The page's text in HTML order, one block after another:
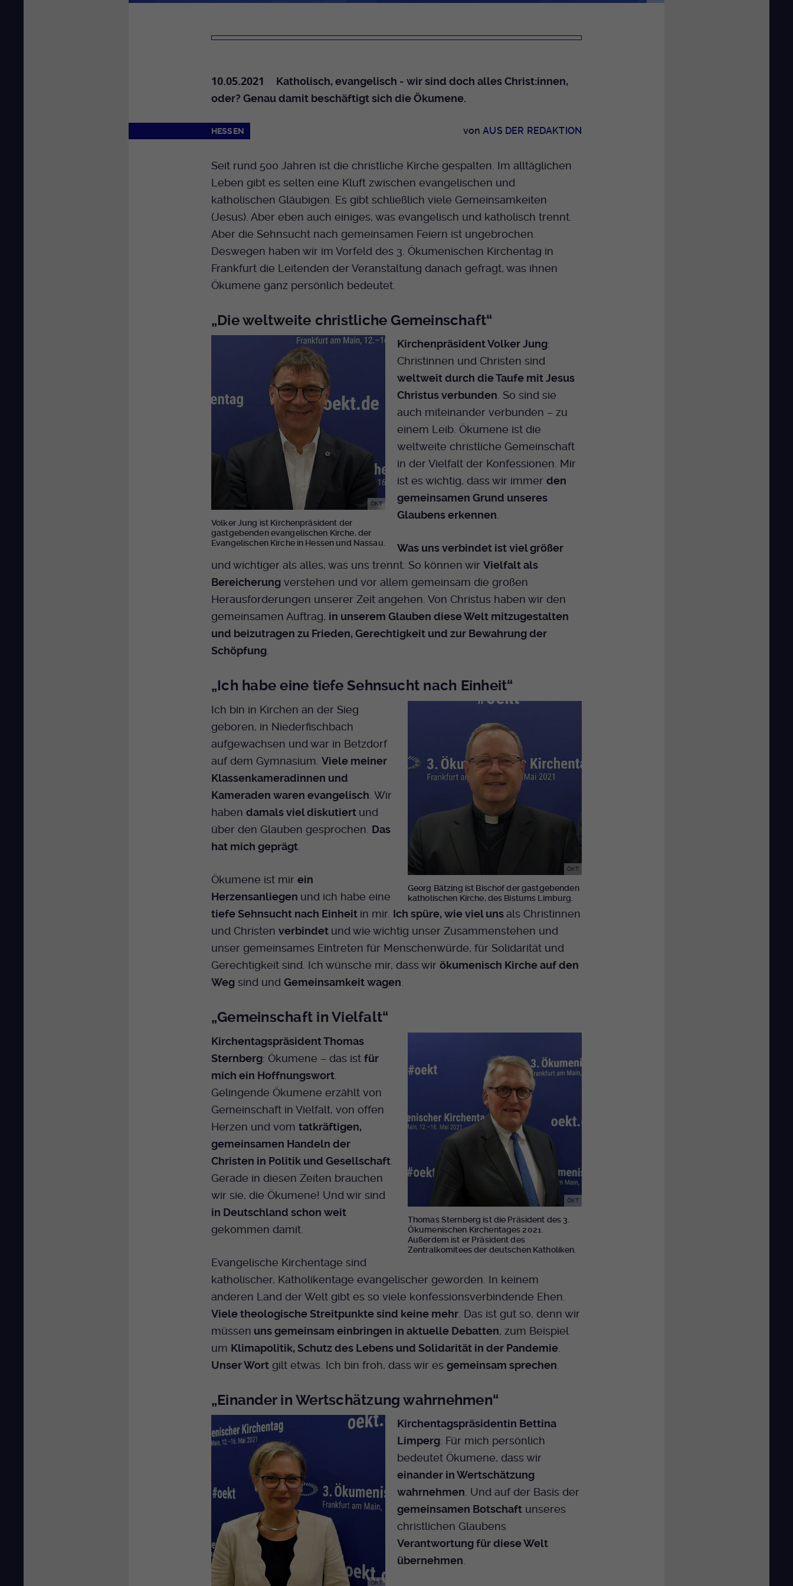
10.05.2021
Katholisch, evangelisch - wir sind doch alles Christ:innen,
oder? Genau damit beschäftigt sich die Ökumene.
HESSEN vonAUS DER REDAKTION
Seit rund 500 Jahren ist die christliche Kirche gespalten. Im alltäglichen
Leben gibt es selten eine Kluft zwischen evangelischen und
katholischen Gläubigen. Es gibt schließlich viele Gemeinsamkeiten
(Jesus). Aber eben auch einiges, was evangelisch und katholisch trennt.
Aber die Sehnsucht nach gemeinsamen Feiern ist ungebrochen.
Deswegen haben wir im Vorfeld des 3. Ökumenischen Kirchentag in
Frankfurt die Leitenden der Veranstaltung danach gefragt, was ihnen
Ökumene ganz persönlich bedeutet.
„Die weltweite christliche Gemeinschaft“
ÖKT
Volker Jung ist Kirchenpräsident der
gastgebenden evangelischen Kirche, der
Evangelischen Kirche in Hessen und Nassau.
Kirchenpräsident Volker Jung:
Christinnen und Christen sind
weltweit durch die Taufe mit Jesus
Christus verbunden. So sind sie
auch miteinander verbunden – zu
einem Leib. Ökumene ist die
weltweite christliche Gemeinschaft
in der Vielfalt der Konfessionen. Mir
ist es wichtig, dass wir immerden
gemeinsamen Grund unseres
Glaubens erkennen.
Was uns verbindet ist viel größer
und wichtiger als alles, was uns trennt. So können wir Vielfalt als
Bereicherungverstehen und vor allem gemeinsam die großen
Herausforderungen unserer Zeit angehen. Von Christus haben wir den
gemeinsamen Auftrag, in unserem Glauben diese Welt mitzugestalten
und beizutragen zu Frieden, Gerechtigkeit und zur Bewahrung der
Schöpfung.
„Ich habe eine tiefe Sehnsucht nach Einheit“
ÖKT
Georg Bätzing ist Bischof der gastgebenden
katholischen Kirche, des Bistums Limburg.
Ich bin in Kirchen an der Sieg
geboren, in Niederfischbach
aufgewachsen und war in Betzdorf
auf dem Gymnasium. Viele meiner
Klassenkameradinnen und
Kameraden waren evangelisch . Wir
haben damals viel diskutiert und
über den Glauben gesprochen. Das
hat mich geprägt.
Ökumene ist mir ein
Herzensanliegen und ich habe eine
tiefe Sehnsucht nach Einheit in mir. Ich spüre, wie viel unsals Christinnen
und Christen verbindet und wie wichtig unser Zusammenstehen und
unser gemeinsames Eintreten für Menschenwürde, für Solidarität und
Gerechtigkeit sind. Ich wünsche mir, dass wir ökumenisch Kirche auf den
Wegsind und Gemeinsamkeit wagen
„Gemeinschaft in Vielfalt“
ÖKT
Thomas Sternberg ist die Präsident des 3.
Ökumenischen Kirchentages 2021.
Außerdem ist er Präsident des
Zentralkomitees der deutschen Katholiken.
Kirchentagspräsident Thomas
Sternberg: Ökumene – das ist für
mich ein Hoffnungswort.
Gelingende Ökumene erzählt von
Gemeinschaft in Vielfalt, von offen
Herzen und vom tatkräftigen,
gemeinsamen Handeln der
Christen in Politik und Gesellschaft.
Gerade in diesen Zeiten brauchen
wir sie, die Ökumene! Und wir sind
in Deutschland schon weit
gekommen damit.
Evangelische Kirchentage sind
katholischer, Katholikentage evangelischer geworden. In keinem
anderen Land der Welt gibt es so viele konfessionsverbindende Ehen.
Viele theologische Streitpunkte sind keine mehr. Das ist gut so, denn wir
müssen uns gemeinsam einbringen in aktuelle Debatten, zum Beispiel
um Klimapolitik, Schutz des Lebens und Solidarität in der Pandemie.
Unser Wortgilt etwas. Ich bin froh, dass wir es gemeinsam sprechen
„Einander in Wertschätzung wahrnehmen“
ÖKT
Kirchentagspräsidentin Bettina
Limperg: Für mich persönlich
bedeutet Ökumene, dass wir
einander in Wertschätzung
wahrnehmen . Und auf der Basis der
gemeinsamen Botschaft unseres
christlichen Glaubens
Verantwortung für diese Welt
übernehmen
eingelogged ist und die Seite bearbeiten darf.
Anbieter EKHN
Zweck
ob ein Benutzer im TYPO3 Frontend
eingelogged ist und die Seite bearbeiten darf.
Name PHPSESSID
Anbieter EKHN
Laufzeit Ende der Sitzung
die PHP session() Methode benutzt wird.
Name
Anbieter
Laufzeit Ende der Sitzung
Zweck
Notwendig zum sicheren Betrieb der
Name cookie_optin-[n]
Anbieter EKHN
Bei Ausahl nur essentieller Cookies wird dieser
Cookie am Ende der Sitzung gelöscht.
Ansonsten 1 Monat.
Zweck
Dient zur Speicherung der Cookie Opt-In
Einstellungen. Eine optionale Nummer nach
dem Namen gibt lediglich eine
Versionsnummer an.
Anbieter Medienhaus der EKHN GmbH
Einzigartige Besucher ID.
Laufzeit 30 Minuten
Zweck
Zur Speicherung kurzfristiger Informationen
über den Besuch.
Name mtm_cookie_consent
Anbieter Medienhaus der EKHN GmbH
Laufzeit 1 Jahr
Zweck
Speicherung der Cookie Constent
Marketing
Name _fbp
Zweck Anzeigen / Ads
Cookie-Informationen anzeigen
Instagram
Twitter
Spotify
Giphy
TikTok